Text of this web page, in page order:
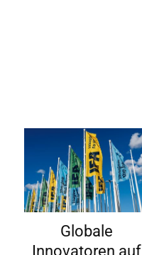
Globale
Innovatoren auf